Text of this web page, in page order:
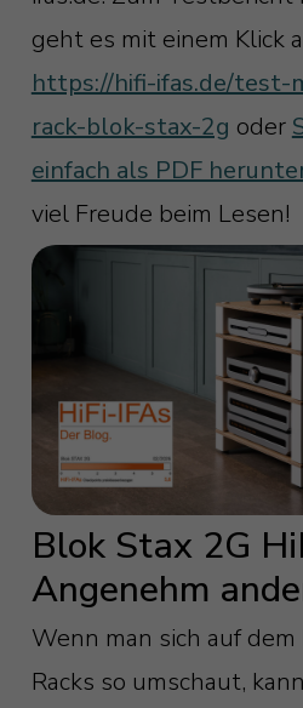
geht es mit einem Klick
https://hifi-ifas.de/test-
rack-blok-stax-2g oder
einfach als PDF
viel Freude beim Lesen!
Blok Stax 2G
Angenehm
Wenn man sich auf
Racks so umschaut,